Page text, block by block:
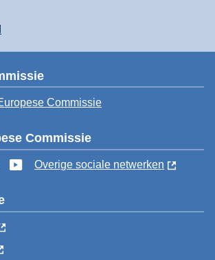
Commissie
Commissie
FacebookYouTube
Overige sociale netwerken